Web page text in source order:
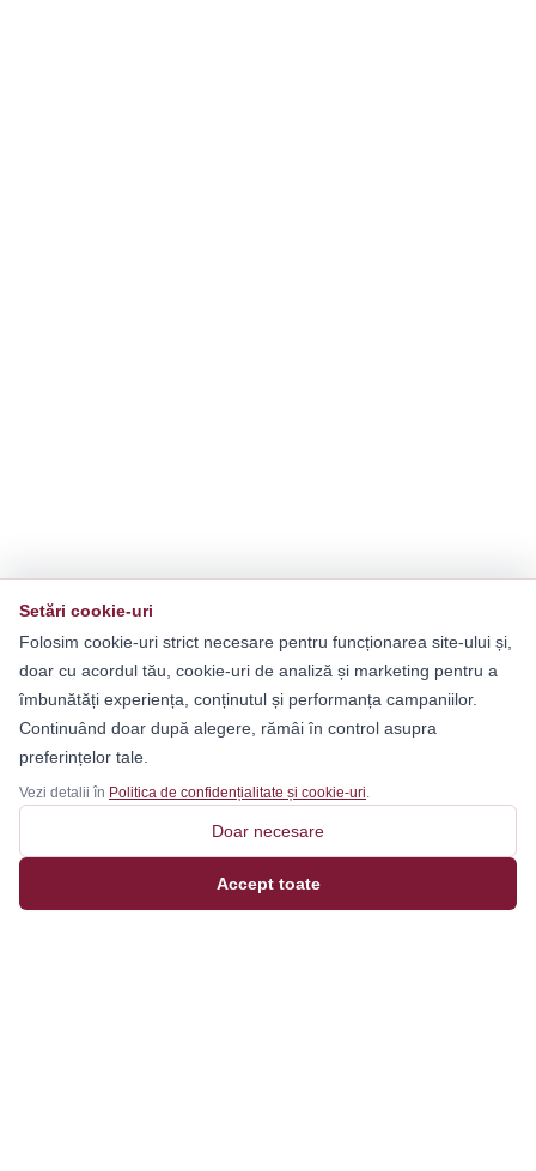
Setări cookie-uri
Folosim cookie-uri strict necesare pentru funcționarea site-ului și,
doar cu acordul tău, cookie-uri de analiză și marketing pentru a
îmbunătăți experiența, conținutul și performanța campaniilor.
Continuând doar după alegere, rămâi în control asupra
preferințelor tale.
Vezi detalii în Politica de confidențialitate și cookie-uri.
Doar necesare
Accept toate